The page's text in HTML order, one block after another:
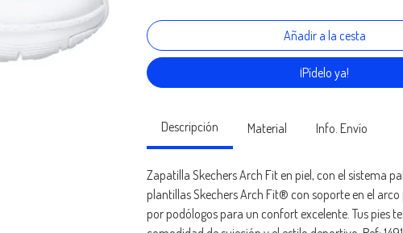
¡Pídelo ya!
Descripción Material Info. Envío
Zapatilla Skechers Arch Fit en piel, con el sistema
plantillas Skechers Arch Fit® con soporte en el
por podólogos para un confort excelente. Tus pies